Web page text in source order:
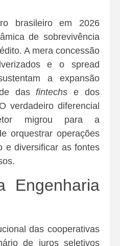
brasileiro em 2026
de sobrevivência
A mera concessão
e o spread
a expansão
das fintechs e dos
verdadeiro diferencial
migrou para a
orquestrar operações
e diversificar as fontes
Engenharia
das cooperativas
de juros seletivos